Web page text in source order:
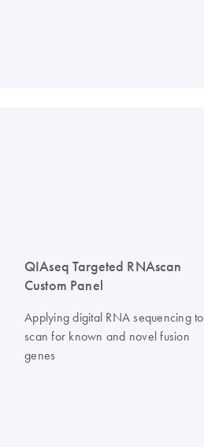
QIAseq Targeted RNAscan
Custom Panel
Applying digital RNA sequencing to
scan for known and novel fusion
genes